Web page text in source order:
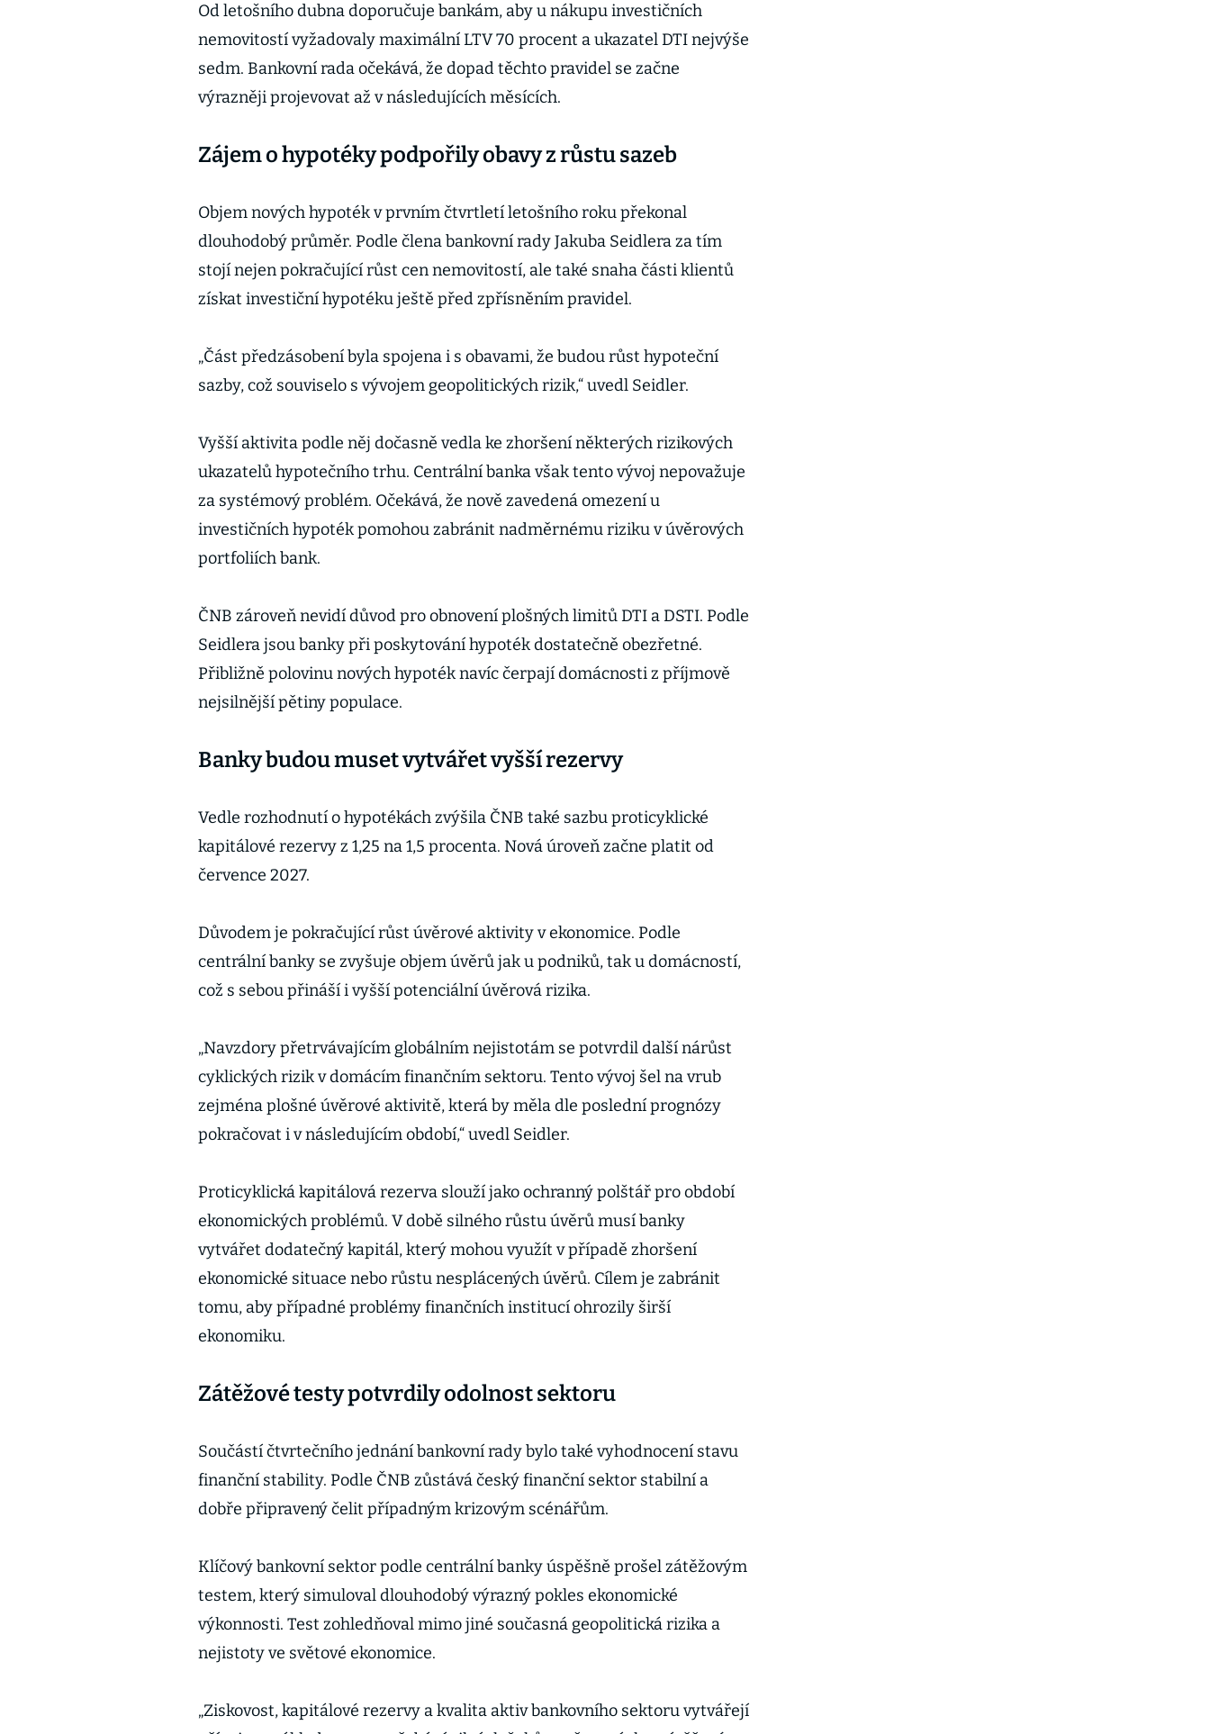
Od letošního dubna doporučuje bankám, aby u nákupu investičních
nemovitostí vyžadovaly maximální LTV 70 procent a ukazatel DTI nejvýše
sedm. Bankovní rada očekává, že dopad těchto pravidel se začne
výrazněji projevovat až v následujících měsících.
Zájem o hypotéky podpořily obavy z růstu sazeb
Objem nových hypoték v prvním čtvrtletí letošního roku překonal
dlouhodobý průměr. Podle člena bankovní rady Jakuba Seidlera za tím
stojí nejen pokračující růst cen nemovitostí, ale také snaha části klientů
získat investiční hypotéku ještě před zpřísněním pravidel.
„Část předzásobení byla spojena i s obavami, že budou růst hypoteční
sazby, což souviselo s vývojem geopolitických rizik,“ uvedl Seidler.
Vyšší aktivita podle něj dočasně vedla ke zhoršení některých rizikových
ukazatelů hypotečního trhu. Centrální banka však tento vývoj nepovažuje
za systémový problém. Očekává, že nově zavedená omezení u
investičních hypoték pomohou zabránit nadměrnému riziku v úvěrových
portfoliích bank.
ČNB zároveň nevidí důvod pro obnovení plošných limitů DTI a DSTI. Podle
Seidlera jsou banky při poskytování hypoték dostatečně obezřetné.
Přibližně polovinu nových hypoték navíc čerpají domácnosti z příjmově
nejsilnější pětiny populace.
Banky budou muset vytvářet vyšší rezervy
Vedle rozhodnutí o hypotékách zvýšila ČNB také sazbu proticyklické
kapitálové rezervy z 1,25 na 1,5 procenta. Nová úroveň začne platit od
července 2027.
Důvodem je pokračující růst úvěrové aktivity v ekonomice. Podle
centrální banky se zvyšuje objem úvěrů jak u podniků, tak u domácností,
což s sebou přináší i vyšší potenciální úvěrová rizika.
„Navzdory přetrvávajícím globálním nejistotám se potvrdil další nárůst
cyklických rizik v domácím finančním sektoru. Tento vývoj šel na vrub
zejména plošné úvěrové aktivitě, která by měla dle poslední prognózy
pokračovat i v následujícím období,“ uvedl Seidler.
Proticyklická kapitálová rezerva slouží jako ochranný polštář pro období
ekonomických problémů. V době silného růstu úvěrů musí banky
vytvářet dodatečný kapitál, který mohou využít v případě zhoršení
ekonomické situace nebo růstu nesplácených úvěrů. Cílem je zabránit
tomu, aby případné problémy finančních institucí ohrozily širší
ekonomiku.
Zátěžové testy potvrdily odolnost sektoru
Součástí čtvrtečního jednání bankovní rady bylo také vyhodnocení stavu
finanční stability. Podle ČNB zůstává český finanční sektor stabilní a
dobře připravený čelit případným krizovým scénářům.
Klíčový bankovní sektor podle centrální banky úspěšně prošel zátěžovým
testem, který simuloval dlouhodobý výrazný pokles ekonomické
výkonnosti. Test zohledňoval mimo jiné současná geopolitická rizika a
nejistoty ve světové ekonomice.
„Ziskovost, kapitálové rezervy a kvalita aktiv bankovního sektoru vytvářejí